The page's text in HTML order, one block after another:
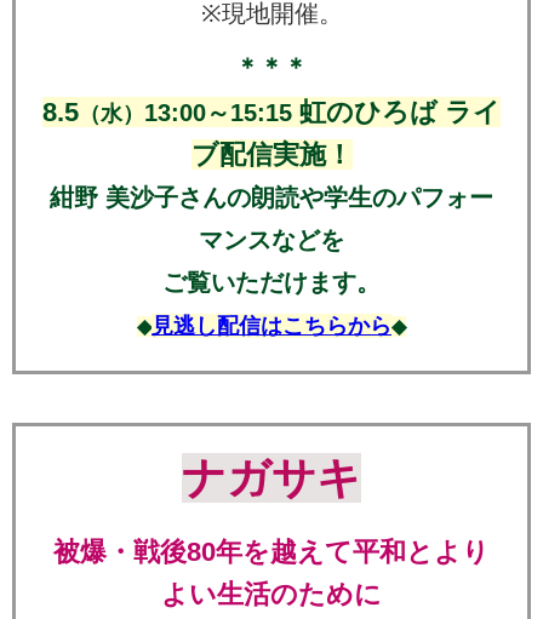
※現地開催。
＊＊＊
8.5 （水） 13:00～15:15 虹のひろば ライ
ブ配信実施！
紺野 美沙子さんの朗読や学生のパフォー
マンスなどを
ご覧いただけます。
◆見逃し配信はこちらから◆
ナガサキ
被爆・戦後80年を越えて平和とより
よい生活のために